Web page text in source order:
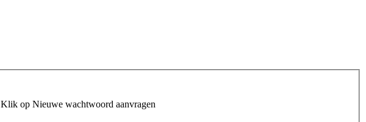
Klik op Nieuwe wachtwoord aanvragen